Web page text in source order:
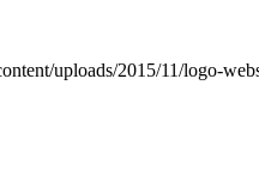
uploads/2015/11/logo-